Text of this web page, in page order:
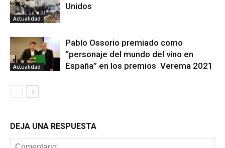
Actualidad
Unidos
Actualidad
Pablo Ossorio premiado como
“personaje del mundo del vino en
España” en los premios Verema 2021
DEJA UNA RESPUESTA